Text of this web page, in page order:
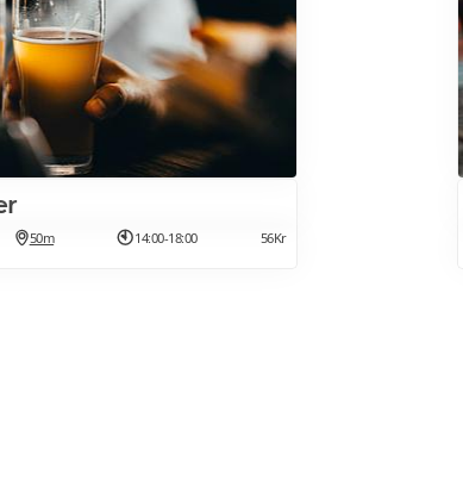
50m 14:00-18:00 56Kr